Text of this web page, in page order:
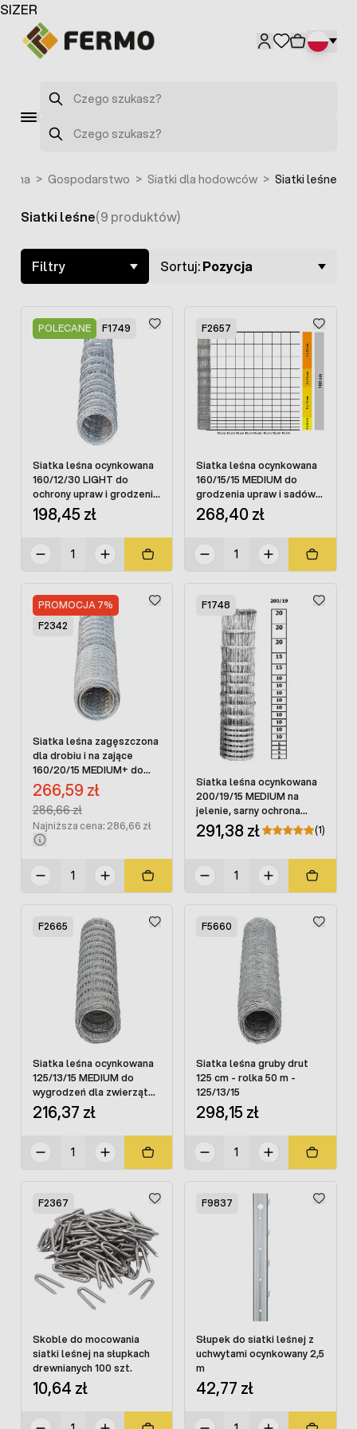
Przejdź do treści
Szukaj
Szukaj
> Gospodarstwo > Siatki dla hodowców > Siatki leśne
Skip to product list
Siatki leśne(9 produktów)
Filtry Sortuj:Pozycja
POLECANE F1749
Siatka leśna ocynkowana
160/12/30 LIGHT do
ochrony upraw i grodzenia
50 mb
198,45 zł
F2657
Siatka leśna ocynkowana
160/15/15 MEDIUM do
grodzenia upraw i sadów
50 mb
268,40 zł
PROMOCJA 7%
F2342
Siatka leśna zagęszczona
dla drobiu i na zające
160/20/15 MEDIUM+ do
ochrony sadów i pól 50 mb
Cena promocyjna:
266,59 zł
Regular Price:
286,66 zł
Najniższa cena: 286,66 zł
F1748
Siatka leśna ocynkowana
200/19/15 MEDIUM na
jelenie, sarny ochrona
upraw 50 mb
291,38 zł (1)
F2665
Siatka leśna ocynkowana
125/13/15 MEDIUM do
wygrodzeń dla zwierząt
50 mb
216,37 zł
F5660
Siatka leśna gruby drut
125 cm - rolka 50 m -
125/13/15
298,15 zł
F2367
Skoble do mocowania
siatki leśnej na słupkach
drewnianych 100 szt.
10,64 zł
F9837
Słupek do siatki leśnej z
uchwytami ocynkowany 2,5
m
42,77 zł
SIZER